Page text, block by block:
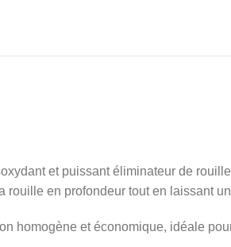
et puissant éliminateur de
rouille en profondeur tout en laissant
homogène et économique, idéale